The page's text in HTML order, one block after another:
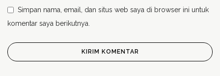
Simpan nama, email, dan situs web saya di browser ini untuk
komentar saya berikutnya.